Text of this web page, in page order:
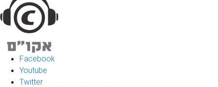
Facebook
Youtube
Twitter